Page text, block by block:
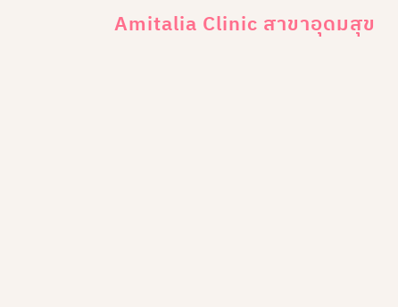
Amitalia Clinic สาขาอุดมสุข